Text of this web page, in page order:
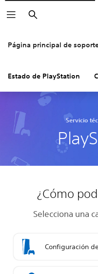
Buscar
Página principal de
Estado de PlayStation
Servicio
¿Cómo
Selecciona una
Configuración